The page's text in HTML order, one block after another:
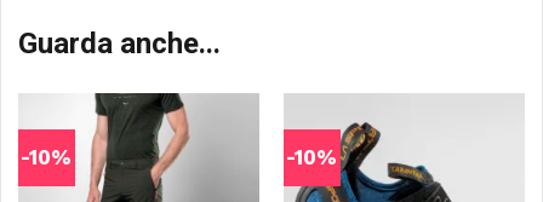
Guarda anche...
-10% -10%